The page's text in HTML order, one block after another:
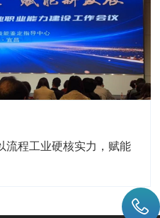
流程工业硬核实力，赋能